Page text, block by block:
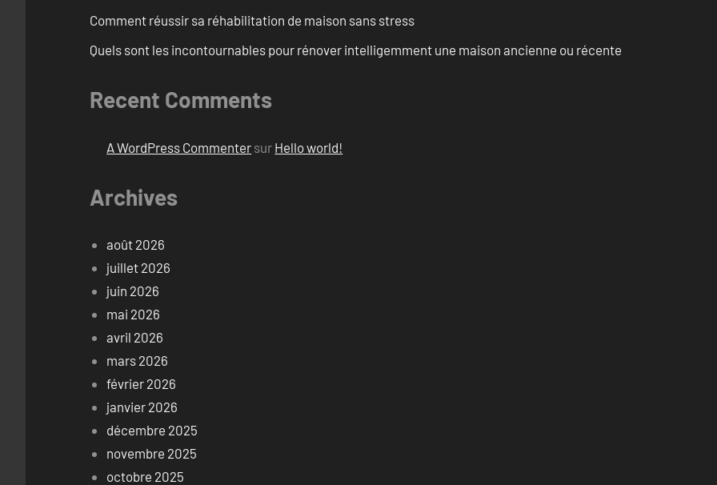
Comment réussir sa réhabilitation de maison sans stress
Quels sont les incontournables pour rénover intelligemment une maison ancienne ou récente
Recent Comments
A WordPress Commenter sur Hello world!
Archives
août 2026
juillet 2026
juin 2026
mai 2026
avril 2026
mars 2026
février 2026
janvier 2026
décembre 2025
novembre 2025
octobre 2025